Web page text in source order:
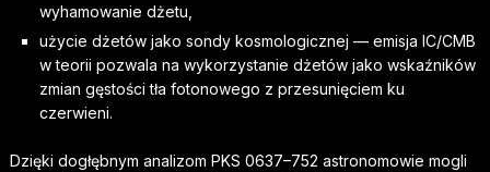
wyhamowanie dżetu,
użycie dżetów jako sondy kosmologicznej — emisja IC/CMB
w teorii pozwala na wykorzystanie dżetów jako wskaźników
zmian gęstości tła fotonowego z przesunięciem ku
czerwieni.
Dzięki dogłębnym analizom PKS 0637–752 astronomowie mogli